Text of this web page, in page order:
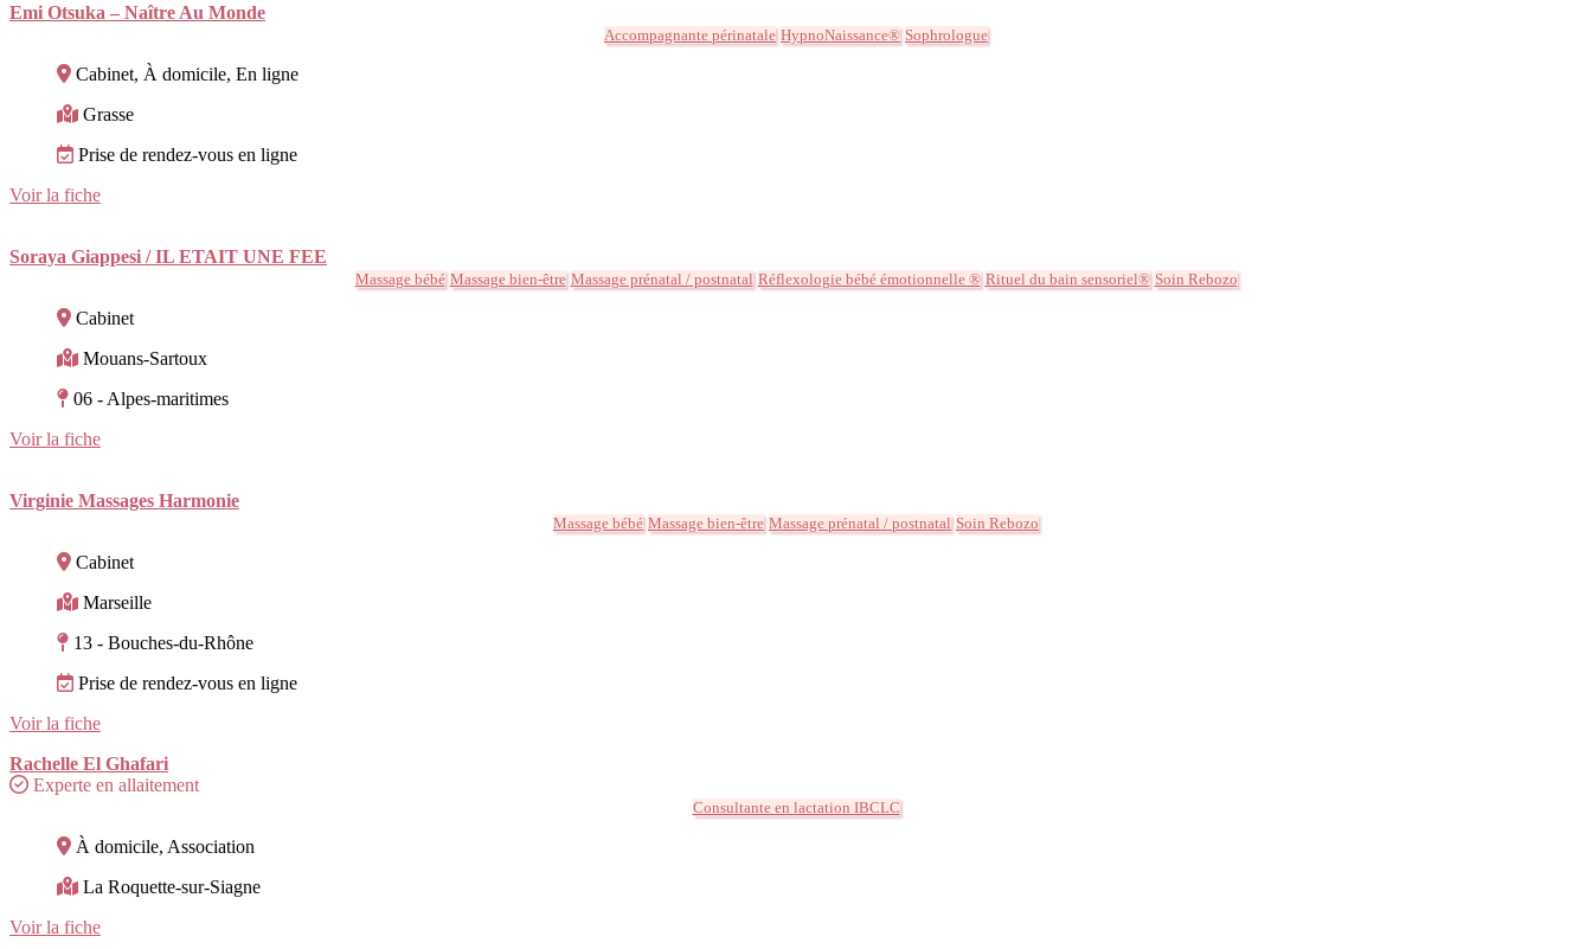
Emi Otsuka – Naître Au Monde
Accompagnante périnatale HypnoNaissance® Sophrologue
Cabinet, À domicile, En ligne
Grasse
Prise de rendez-vous en ligne
Voir la fiche
Soraya Giappesi / IL ETAIT UNE FEE
Massage bébé Massage bien-être Massage prénatal / postnatal Réflexologie bébé émotionnelle ® Rituel du bain sensoriel® Soin Rebozo
Cabinet
Mouans-Sartoux
06 - Alpes-maritimes
Voir la fiche
Virginie Massages Harmonie
Massage bébé Massage bien-être Massage prénatal / postnatal Soin Rebozo
Cabinet
Marseille
13 - Bouches-du-Rhône
Prise de rendez-vous en ligne
Voir la fiche
Rachelle El Ghafari
Experte en allaitement
Consultante en lactation IBCLC
À domicile, Association
La Roquette-sur-Siagne
Voir la fiche